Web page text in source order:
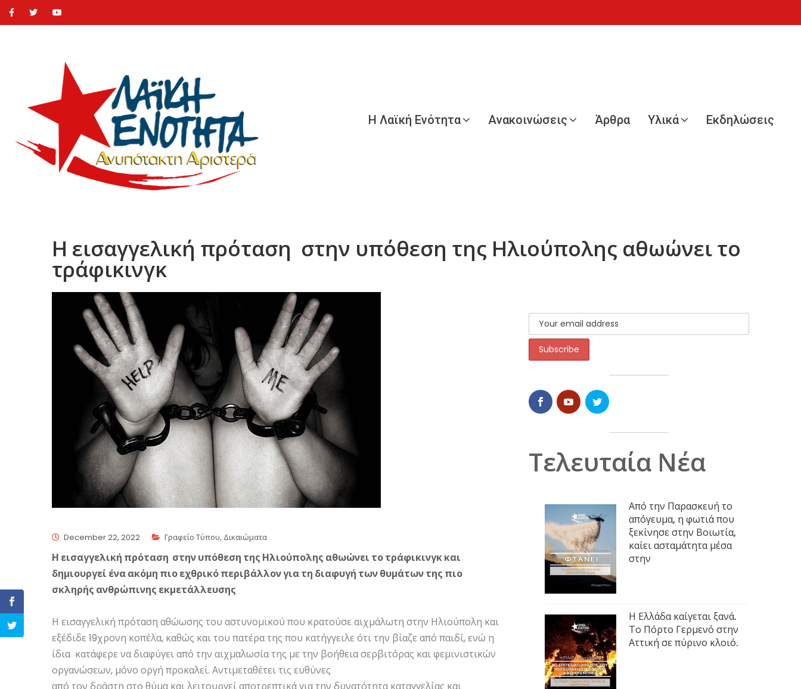
Η Λαϊκή Ενότητα Ανακοινώσεις Άρθρα Υλικά Εκδηλώσεις
Η εισαγγελική πρόταση στην υπόθεση της Ηλιούπολης αθωώνει το
τράφικινγκ
December 22, 2022 Γραφείο Τύπου, Δικαιώματα
Η εισαγγελική πρόταση στην υπόθεση της Ηλιούπολης αθωώνει τοτράφικινγκ και
δημιουργεί ένα ακόμη πιο εχθρικό περιβάλλον για τη διαφυγή των θυμάτων της πιο
σκληρής ανθρώπινης εκμετάλλευσης
Η εισαγγελική πρόταση αθώωσης του αστυνομικού που κρατούσε αιχμάλωτη στην Ηλιούπολη και
εξέδιδε 19χρονη κοπέλα, καθώς και του πατέρα της που κατήγγειλε ότι την βίαζε από παιδί, ενώ η
ίδια κατάφερε να διαφύγει από την αιχμαλωσία της με την βοήθεια σερβιτόρας και φεμινιστικών
οργανώσεων, μόνο οργή προκαλεί. Αντιμεταθέτει τις ευθύνες
Τελευταία Νέα
Από την Παρασκευή το
απόγευμα, η φωτιά που
ξεκίνησε στην Βοιωτία,
καίει ασταμάτητα μέσα
στην
Η Ελλάδα καίγεται ξανά.
Το Πόρτο Γερμενό στην
Αττική σε πύρινο κλοιό.